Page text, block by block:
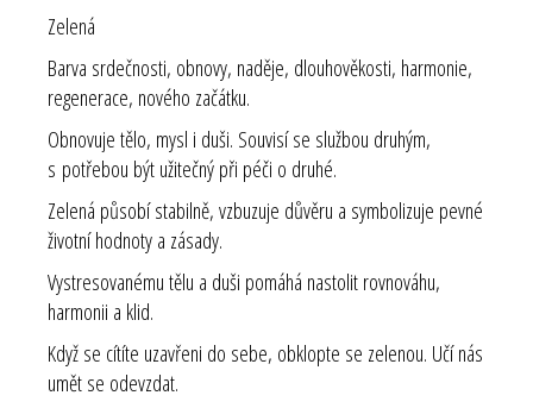
Zelená
Barva srdečnosti, obnovy, naděje, dlouhověkosti, harmonie,
regenerace, nového začátku.
Obnovuje tělo, mysl i duši. Souvisí se službou druhým,
s potřebou být užitečný při péči o druhé.
Zelená působí stabilně, vzbuzuje důvěru a symbolizuje pevné
životní hodnoty a zásady.
Vystresovanému tělu a duši pomáhá nastolit rovnováhu,
harmonii a klid.
Když se cítíte uzavřeni do sebe, obklopte se zelenou. Učí nás
umět se odevzdat.